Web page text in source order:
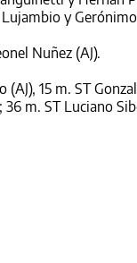
y
Nuñez (AJ).
15 m. ST
m. ST Luciano